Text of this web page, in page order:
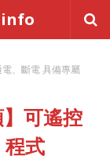
電、斷電 具備專屬
】可遙控
式